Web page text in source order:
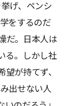
げ、ペンシ
をするのだ
だ。日本人は
る。しかし社
が持てず、
出せない人